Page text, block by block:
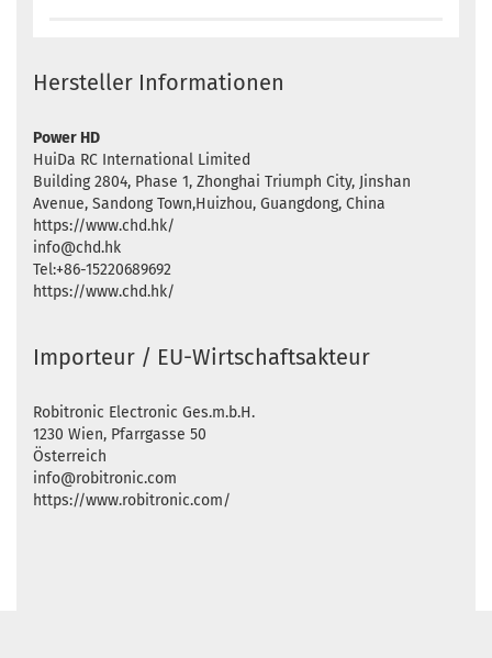
Hersteller Informationen
Power HD
HuiDa RC International Limited
Building 2804, Phase 1, Zhonghai Triumph City, Jinshan
Avenue, Sandong Town,Huizhou, Guangdong, China
https://www.chd.hk/
info@chd.hk
Tel:+86-15220689692
https://www.chd.hk/
Importeur / EU-Wirtschaftsakteur
Robitronic Electronic Ges.m.b.H.
1230 Wien, Pfarrgasse 50
Österreich
info@robitronic.com
https://www.robitronic.com/